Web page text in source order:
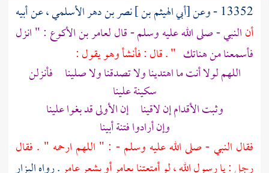
13352 - وعن [أبي الهيثم بن ] نصر بن دهر الأسلمي، عن أبيه
أنالنبي - صلى الله عليه وسلم - قاللعامر بن الأكوع : " انزل
فأسمعنا من هناتك " . قال : فأنشأ وهو يقول :
اللهم لولا أنت ما اهتدينا ولا تصدقنا ولا صلينا فأنزلن
سكينة علينا
وثبت الأقدام إن لاقينا إن الأولى قد بغوا علينا
وإن أرادوا فتنة أبينا
فقال النبي - صلى الله عليه وسلم - : " اللهم ارحمه " . فقال